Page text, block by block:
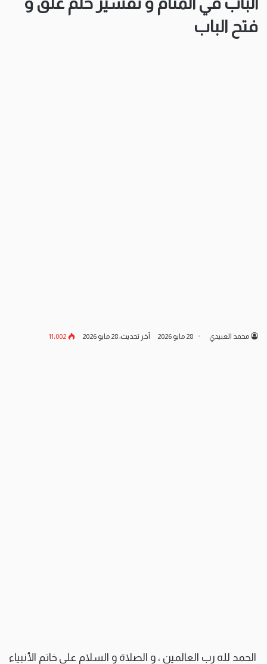
فتح الباب
محمد العبيدي 28 مايو 2026 آخر تحديث: 28 مايو 2026 11٬002
الحمد لله رب العالمين ، و الصلاة و السلام على خاتم الأنبياء